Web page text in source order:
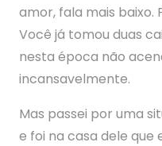
amor, fala mais baixo.
Você já tomou duas
nesta época não
incansavelmente.
Mas passei por uma
e foi na casa dele